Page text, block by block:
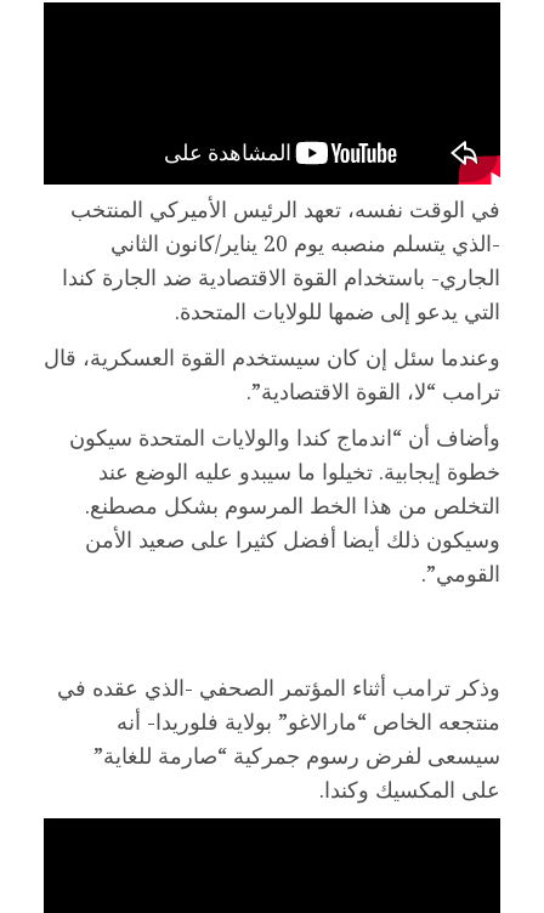
في الوقت نفسه، تعهد الرئيس الأميركي المنتخب
-الذي يتسلم منصبه يوم 20 يناير/كانون الثاني
الجاري- باستخدام القوة الاقتصادية ضد الجارة كندا
التي يدعو إلى ضمها للولايات المتحدة.
وعندما سئل إن كان سيستخدم القوة العسكرية، قال
ترامب “لا، القوة الاقتصادية”.
وأضاف أن “اندماج كندا والولايات المتحدة سيكون
خطوة إيجابية. تخيلوا ما سيبدو عليه الوضع عند
التخلص من هذا الخط المرسوم بشكل مصطنع.
وسيكون ذلك أيضا أفضل كثيرا على صعيد الأمن
القومي”.
وذكر ترامب أثناء المؤتمر الصحفي -الذي عقده في
منتجعه الخاص “مارالاغو” بولاية فلوريدا- أنه
سيسعى لفرض رسوم جمركية “صارمة للغاية”
على المكسيك وكندا.